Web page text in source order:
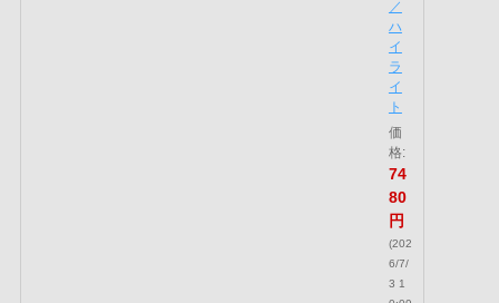
g
【S】
｜SHI
SEID
O 資
生堂
シセ
イド
ウ｜
アイ
シャ
ドウ
フェ
イス
カラ